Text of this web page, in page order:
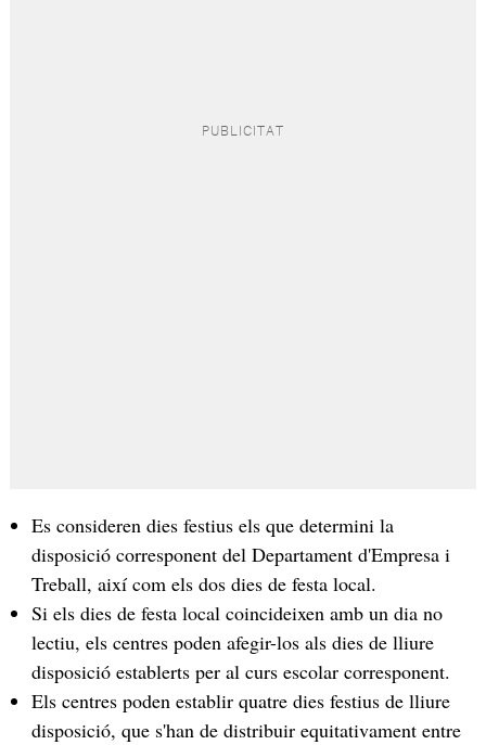
Es consideren dies festius els que determini la
disposició corresponent del Departament d'Empresa i
Treball, així com els dos dies de festa local.
Si els dies de festa local coincideixen amb un dia no
lectiu, els centres poden afegir-los als dies de lliure
disposició establerts per al curs escolar corresponent.
Els centres poden establir quatre dies festius de lliure
disposició, que s'han de distribuir equitativament entre